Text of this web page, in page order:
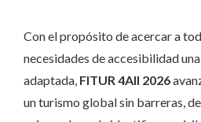
Con el propósito de acercar a
necesidades de accesibilidad
adaptada, FITUR 4All 2026
un turismo global sin barreras,